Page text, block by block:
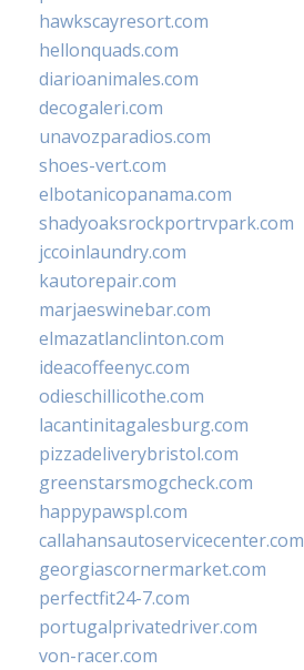
hawkscayresort.com
hellonquads.com
diarioanimales.com
decogaleri.com
unavozparadios.com
shoes-vert.com
elbotanicopanama.com
shadyoaksrockportrvpark.com
jccoinlaundry.com
kautorepair.com
marjaeswinebar.com
elmazatlanclinton.com
ideacoffeenyc.com
odieschillicothe.com
lacantinitagalesburg.com
pizzadeliverybristol.com
greenstarsmogcheck.com
happypawspl.com
callahansautoservicecenter.com
georgiascornermarket.com
perfectfit24-7.com
portugalprivatedriver.com
von-racer.com